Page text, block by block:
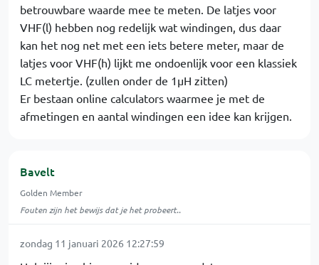
betrouwbare waarde mee te meten. De latjes voor
VHF(l) hebben nog redelijk wat windingen, dus daar
kan het nog net met een iets betere meter, maar de
latjes voor VHF(h) lijkt me ondoenlijk voor een klassiek
LC metertje. (zullen onder de 1µH zitten)
Er bestaan online calculators waarmee je met de
afmetingen en aantal windingen een idee kan krijgen.
Bavelt
Golden Member
Fouten zijn het bewijs dat je het probeert..
zondag 11 januari 2026 12:27:59